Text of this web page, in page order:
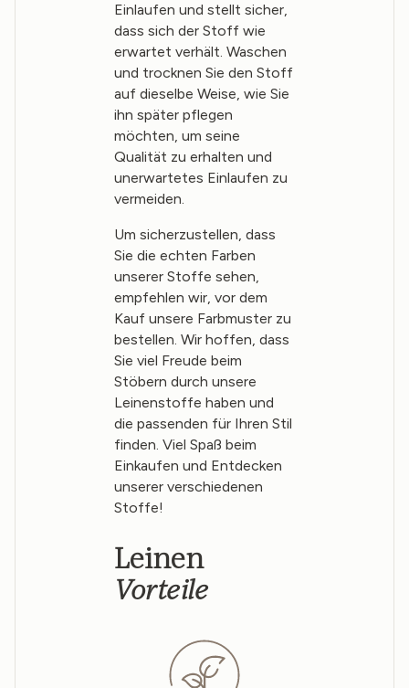
Einlaufen und stellt sicher,
dass sich der Stoff wie
erwartet verhält. Waschen
und trocknen Sie den Stoff
auf dieselbe Weise, wie Sie
ihn später pflegen
möchten, um seine
Qualität zu erhalten und
unerwartetes Einlaufen zu
vermeiden.
Um sicherzustellen, dass
Sie die echten Farben
unserer Stoffe sehen,
empfehlen wir, vor dem
Kauf unsere Farbmuster zu
bestellen. Wir hoffen, dass
Sie viel Freude beim
Stöbern durch unsere
Leinenstoffe haben und
die passenden für Ihren Stil
finden. Viel Spaß beim
Einkaufen und Entdecken
unserer verschiedenen
Stoffe!
Leinen
Vorteile